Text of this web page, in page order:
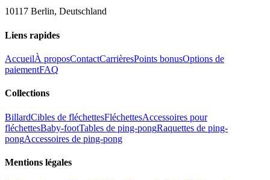
10117 Berlin, Deutschland
Liens rapides
AccueilÀ proposContactCarrièresPoints bonusOptions de
paiementFAQ
Collections
BillardCibles de fléchettesFléchettesAccessoires pour
fléchettesBaby-footTables de ping-pongRaquettes de ping-
pongAccessoires de ping-pong
Mentions légales